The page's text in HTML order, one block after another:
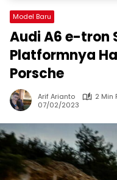
Model Baru
Audi A6 e-tron
Platformnya
Porsche
Arif Arianto
2 Min
07/02/2023